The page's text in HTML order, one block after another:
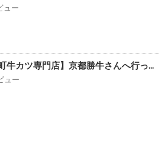
ュー
牛カツ専門店】京都勝牛さんへ行っ...
ュー